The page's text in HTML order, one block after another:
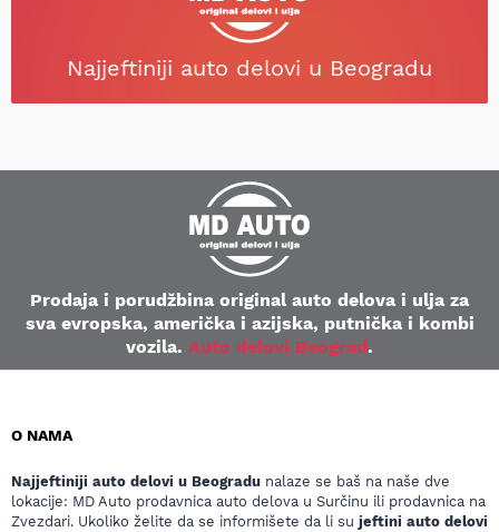
Najjeftiniji auto delovi u Beogradu
Prodaja i porudžbina original auto delova i ulja za
sva evropska, američka i azijska, putnička i kombi
vozila. Auto delovi Beograd.
O NAMA
Najjeftiniji auto delovi u Beogradu nalaze se baš na naše dve
lokacije: MD Auto prodavnica auto delova u Surčinu ili prodavnica na
Zvezdari. Ukoliko želite da se informišete da li su jeftini auto delovi